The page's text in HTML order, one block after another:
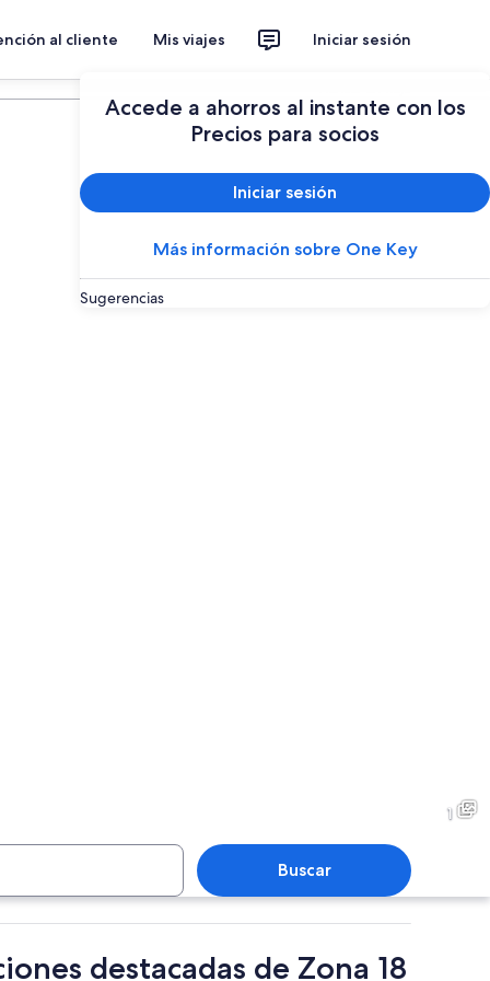
al cliente Mis viajes Iniciar sesión
Accede a ahorros al instante con los
Precios para socios
Iniciar sesión
Más información sobre One Key
Sugerencias
1
Buscar
destacadas de Zona 18